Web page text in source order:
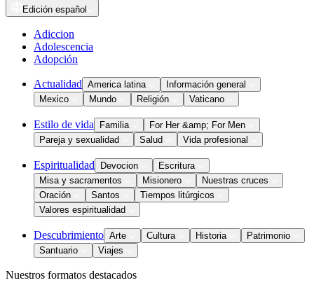
Edición español
Adiccion
Adolescencia
Adopción
Actualidad America latina
Información general
Mexico
Mundo Religión Vaticano
Estilo de vida Familia
For Her &amp; For Men
Pareja y sexualidad
Salud Vida profesional
Espiritualidad Devocion
Escritura
Misa y sacramentos
Misionero
Nuestras cruces
Oración
Santos
Tiempos litúrgicos
Valores espiritualidad
Descubrimiento Arte Cultura Historia
Patrimonio
Santuario
Viajes
Nuestros formatos destacados